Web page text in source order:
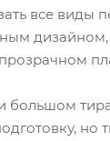
все виды
большом